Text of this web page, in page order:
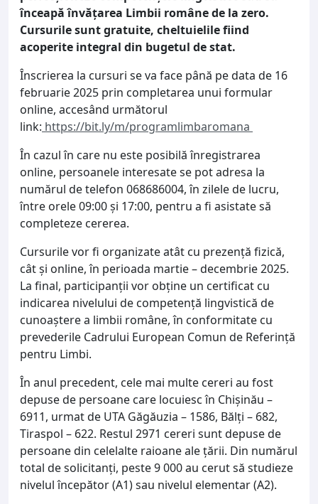
înceapă învățarea Limbii române de la zero.
Cursurile sunt gratuite, cheltuielile fiind
acoperite integral din bugetul de stat.
Înscrierea la cursuri se va face până pe data de 16
februarie 2025 prin completarea unui formular
online, accesând următorul
link: https://bit.ly/m/programlimbaromana
În cazul în care nu este posibilă înregistrarea
online, persoanele interesate se pot adresa la
numărul de telefon 068686004, în zilele de lucru,
între orele 09:00 și 17:00, pentru a fi asistate să
completeze cererea.
Cursurile vor fi organizate atât cu prezență fizică,
cât și online, în perioada martie – decembrie 2025.
La final, participanții vor obține un certificat cu
indicarea nivelului de competență lingvistică de
cunoaștere a limbii române, în conformitate cu
prevederile Cadrului European Comun de Referință
pentru Limbi.
În anul precedent, cele mai multe cereri au fost
depuse de persoane care locuiesc în Chișinău –
6911, urmat de UTA Găgăuzia – 1586, Bălți – 682,
Tiraspol – 622. Restul 2971 cereri sunt depuse de
persoane din celelalte raioane ale țării. Din numărul
total de solicitanți, peste 9 000 au cerut să studieze
nivelul începător (A1) sau nivelul elementar (A2).